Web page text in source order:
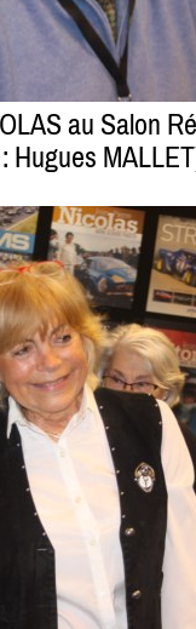
au Salon
Hugues